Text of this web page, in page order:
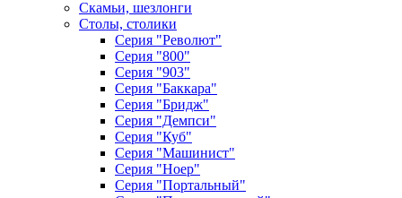
Скамьи, шезлонги
Столы, столики
Серия "Револют"
Серия "800"
Серия "903"
Серия "Баккара"
Серия "Бридж"
Серия "Демпси"
Серия "Куб"
Серия "Машинист"
Серия "Ноер"
Серия "Портальный"